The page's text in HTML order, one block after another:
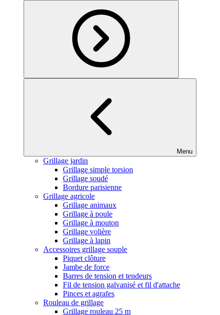
Menu
Grillage jardin
Grillage simple torsion
Grillage soudé
Bordure parisienne
Grillage agricole
Grillage animaux
Grillage à poule
Grillage à mouton
Grillage volière
Grillage à lapin
Accessoires grillage souple
Piquet clôture
Jambe de force
Barres de tension et tendeurs
Fil de tension galvanisé et fil d'attache
Pinces et agrafes
Rouleau de grillage
Grillage rouleau 25 m